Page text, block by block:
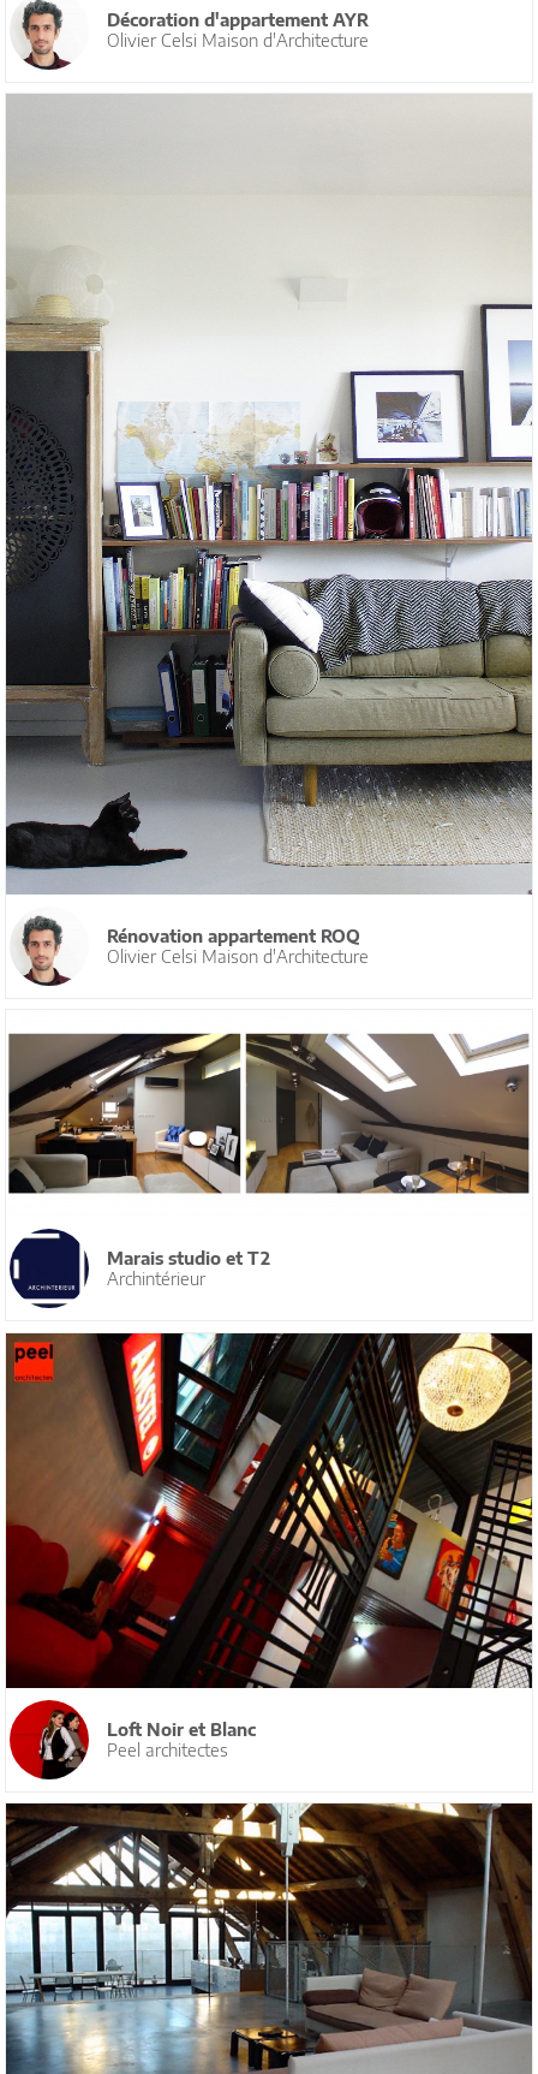
Décoration d'appartement AYR
Olivier Celsi Maison d'Architecture
Rénovation appartement ROQ
Olivier Celsi Maison d'Architecture
Marais studio et T2
Archintérieur
Loft Noir et Blanc
Peel architectes